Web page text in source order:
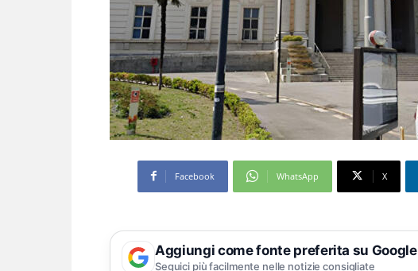
Facebook WhatsApp X
Aggiungi come fonte preferita su Google
Seguici più facilmente nelle notizie consigliate